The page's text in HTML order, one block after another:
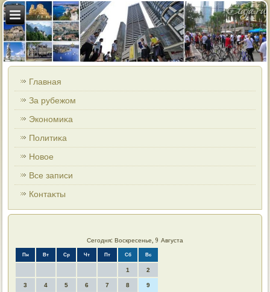
Главная
За рубежом
Экономиκа
Политиκа
Новοе
Все записи
Контаκты
Сегодня: Воскресенье, 9 Августа
Пн Вт Ср Чт Пт Сб Вс
1 2
3 4 5 6 7 8 9